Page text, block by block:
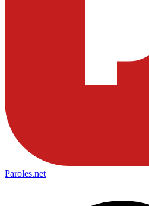
Paroles.net